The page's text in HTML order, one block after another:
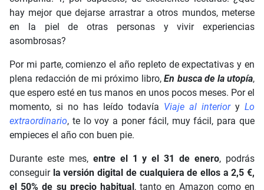
hay mejor que dejarse arrastrar a otros mundos, meterse
en la piel de otras personas y vivir experiencias
asombrosas?
Por mi parte, comienzo el año repleto de expectativas y en
plena redacción de mi próximo libro, En busca de la utopía,
que espero esté en tus manos en unos pocos meses. Por el
momento, si no has leído todavía Viaje al interiory Lo
extraordinario, te lo voy a poner fácil, muy fácil, para que
empieces el año con buen pie.
Durante este mes, entre el 1 y el 31 de enero, podrás
conseguir la versión digital de cualquiera de ellos a 2,5 €,
el 50% de su precio habitual, tanto en Amazon como en